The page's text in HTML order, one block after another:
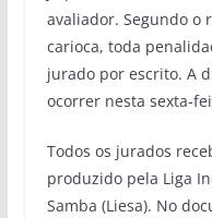
avaliador. Segundo o
carioca, toda
jurado por escrito. A
ocorrer nesta sexta-
Todos os jurados
produzido pela Liga
Samba (Liesa). No